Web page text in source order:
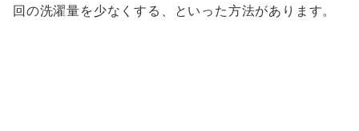
回の洗濯量を少なくする、といった方法があります。